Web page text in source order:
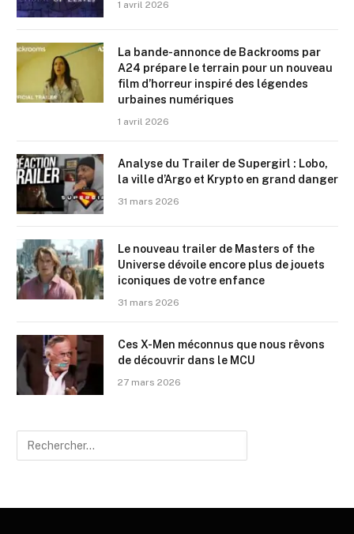
1 avril 2026
La bande-annonce de Backrooms par
A24 prépare le terrain pour un nouveau
film d’horreur inspiré des légendes
urbaines numériques
1 avril 2026
Analyse du Trailer de Supergirl : Lobo,
la ville d’Argo et Krypto en grand danger
31 mars 2026
Le nouveau trailer de Masters of the
Universe dévoile encore plus de jouets
iconiques de votre enfance
31 mars 2026
Ces X-Men méconnus que nous rêvons
de découvrir dans le MCU
27 mars 2026